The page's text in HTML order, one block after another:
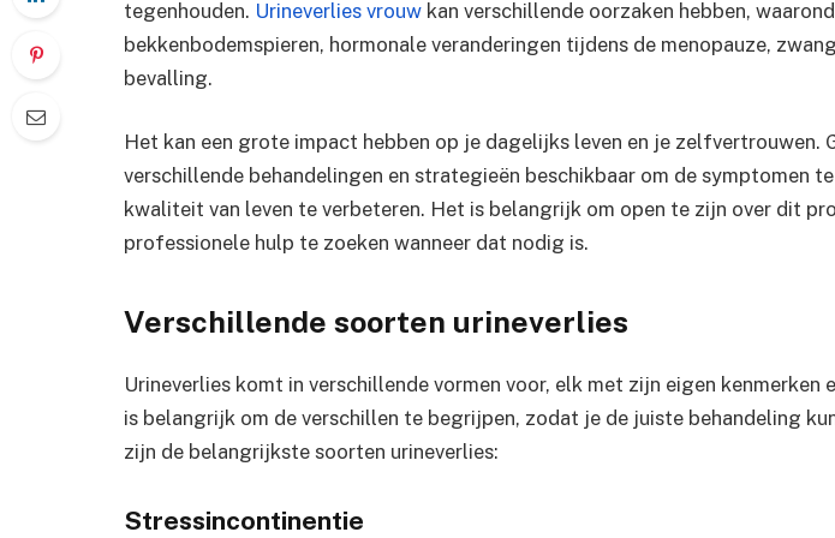
tegenhouden. Urineverlies vrouw kan verschillende oorzaken hebben,
bekkenbodemspieren, hormonale veranderingen tijdens de menopauze,
bevalling.
Het kan een grote impact hebben op je dagelijks leven en je zelfvertrouwen.
verschillende behandelingen en strategieën beschikbaar om de symptomen
kwaliteit van leven te verbeteren. Het is belangrijk om open te zijn over dit
professionele hulp te zoeken wanneer dat nodig is.
Verschillende soorten urineverlies
Urineverlies komt in verschillende vormen voor, elk met zijn eigen kenmerken
is belangrijk om de verschillen te begrijpen, zodat je de juiste behandeling
zijn de belangrijkste soorten urineverlies:
Stressincontinentie